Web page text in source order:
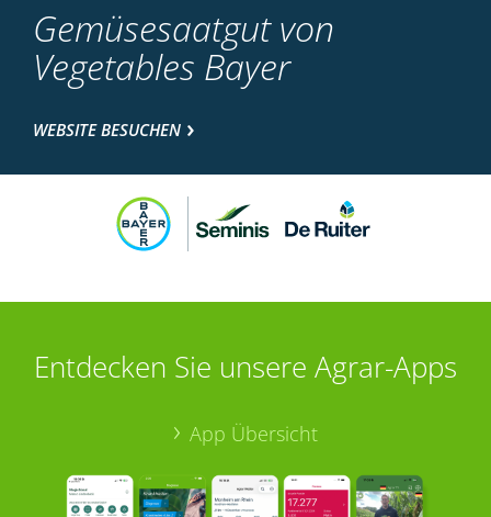
Gemüsesaatgut von
Vegetables Bayer
WEBSITE BESUCHEN
Entdecken Sie unsere Agrar-Apps
App Übersicht